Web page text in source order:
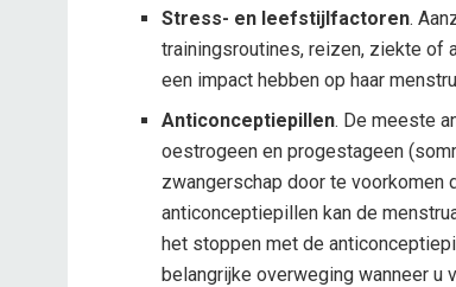
Stress- en leefstijlfactoren.
trainingsroutines, reizen, ziekte of
een impact hebben op haar
Anticonceptiepillen. De meeste
oestrogeen en progestageen
zwangerschap door te voorkomen
anticonceptiepillen kan de
het stoppen met de
belangrijke overweging wanneer u